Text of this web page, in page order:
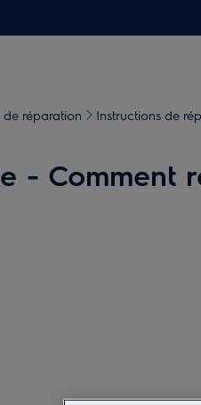
de réparation Instructions de
- Comment